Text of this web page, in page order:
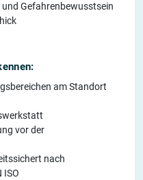
Gefahrenbewusstsein
am Standort
vor der
nach
ISO